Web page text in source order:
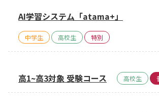
AI学習システム「atama+」
中学生 高校生 特別
高1~高3対象 受験コース 高校生